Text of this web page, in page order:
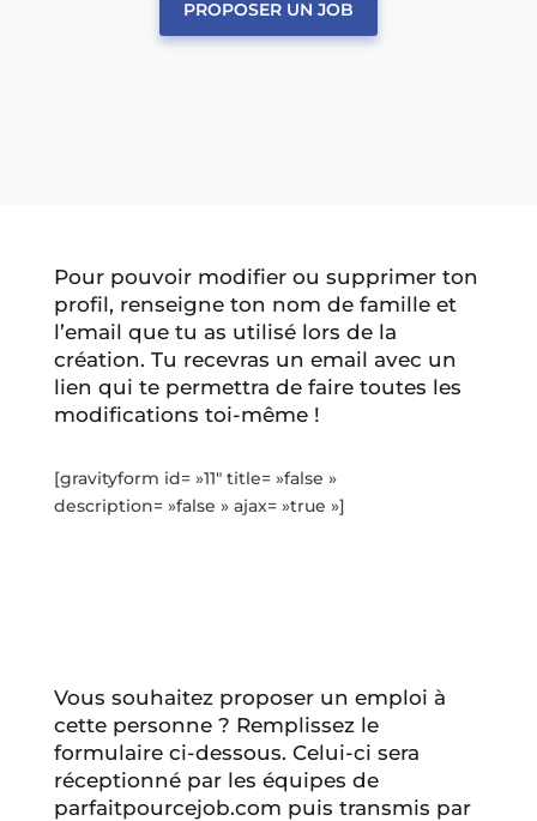
PROPOSER UN JOB
Pour pouvoir modifier ou supprimer ton
profil, renseigne ton nom de famille et
l’email que tu as utilisé lors de la
création. Tu recevras un email avec un
lien qui te permettra de faire toutes les
modifications toi-même !
[gravityform id= »11″ title= »false »
description= »false » ajax= »true »]
Vous souhaitez proposer un emploi à
cette personne ? Remplissez le
formulaire ci-dessous. Celui-ci sera
réceptionné par les équipes de
parfaitpourcejob.com puis transmis par